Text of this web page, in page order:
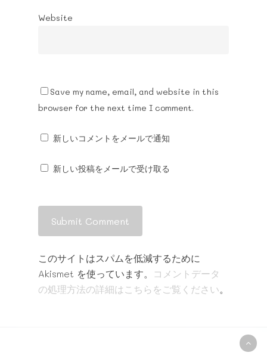
Website
Save my name, email, and website in this
browser for the next time I comment.
新しいコメントをメールで通知
新しい投稿をメールで受け取る
このサイトはスパムを低減するために
Akismet を使っています。
コメントデータ
の処理方法の詳細はこちらをご覧ください。